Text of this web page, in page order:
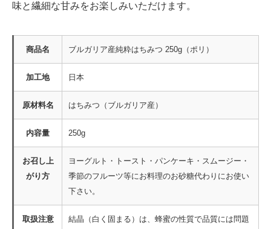
味と繊細な甘みをお楽しみいただけます。
商品名 ブルガリア産純粋はちみつ 250g（ポリ）
加工地 日本
原材料名 はちみつ（ブルガリア産）
内容量 250g
お召し上
がり方
ヨーグルト・トースト・パンケーキ・スムージー・
季節のフルーツ等にお料理のお砂糖代わりにお使い
下さい。
取扱注意
結晶（白く固まる）は、蜂蜜の性質で品質には問題